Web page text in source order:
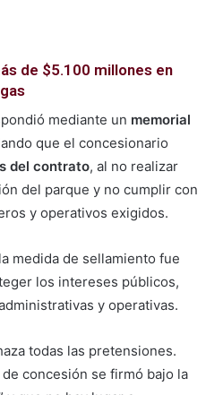
de $5.100 millones en
mediante un memorial
que el concesionario
del contrato, al no realizar
del parque y no cumplir con
y operativos exigidos.
medida de sellamiento fue
los intereses públicos,
y operativas.
todas las pretensiones.
concesión se firmó bajo la